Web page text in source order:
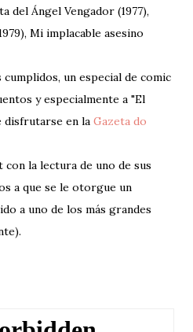
del Ángel Vengador (1977),
Mi implacable asesino
un especial de comic
y especialmente a "El
disfrutarse en la Gazeta do
la lectura de uno de sus
a que se le otorgue un
a uno de los más grandes